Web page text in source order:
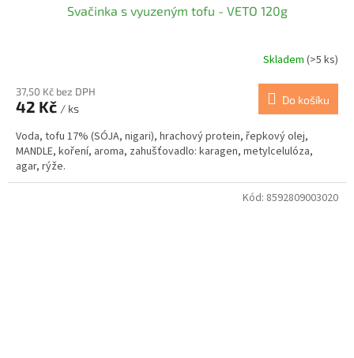
Svačinka s vyuzeným tofu - VETO 120g
Skladem (>5 ks)
37,50 Kč bez DPH
42 Kč / ks
Do košíku
Voda, tofu 17% (SÓJA, nigari), hrachový protein, řepkový olej,
MANDLE, koření, aroma, zahušťovadlo: karagen, metylcelulóza,
agar, rýže.
Kód: 8592809003020